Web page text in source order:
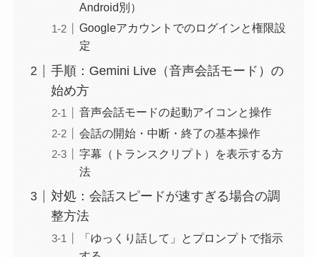
Android別）
Googleアカウントでのログインと権限設
定
手順：Gemini Live（音声会話モード）の
始め方
音声会話モードの起動アイコンと操作
会話の開始・中断・終了の基本操作
字幕（トランスクリプト）を表示する方
法
対処：会話スピードが速すぎる場合の調
整方法
「ゆっくり話して」とプロンプトで指示